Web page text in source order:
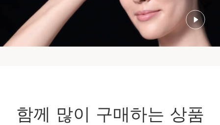
함께 많이 구매하는 상품